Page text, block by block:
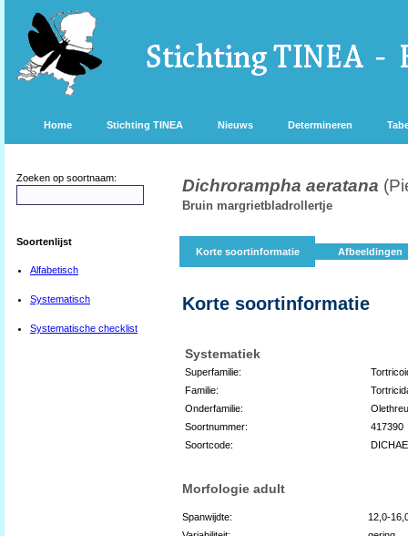
Home Stichting TINEA Nieuws Determineren
Zoeken op soortnaam:
Soortenlijst
Alfabetisch
Systematisch
Systematische checklist
Dichrorampha aeratana
Bruin margrietbladrollertje
Korte soortinformatie Afbeeldingen
Korte soortinformatie
Systematiek
Superfamilie:
Familie:
Onderfamilie:
Soortnummer:
417390
Soortcode:
Morfologie adult
Spanwijdte:
12,0-